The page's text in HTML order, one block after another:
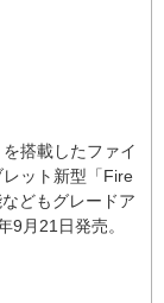
搭載したファイ
ット新型「Fire
どもグレードア
9月21日発売。